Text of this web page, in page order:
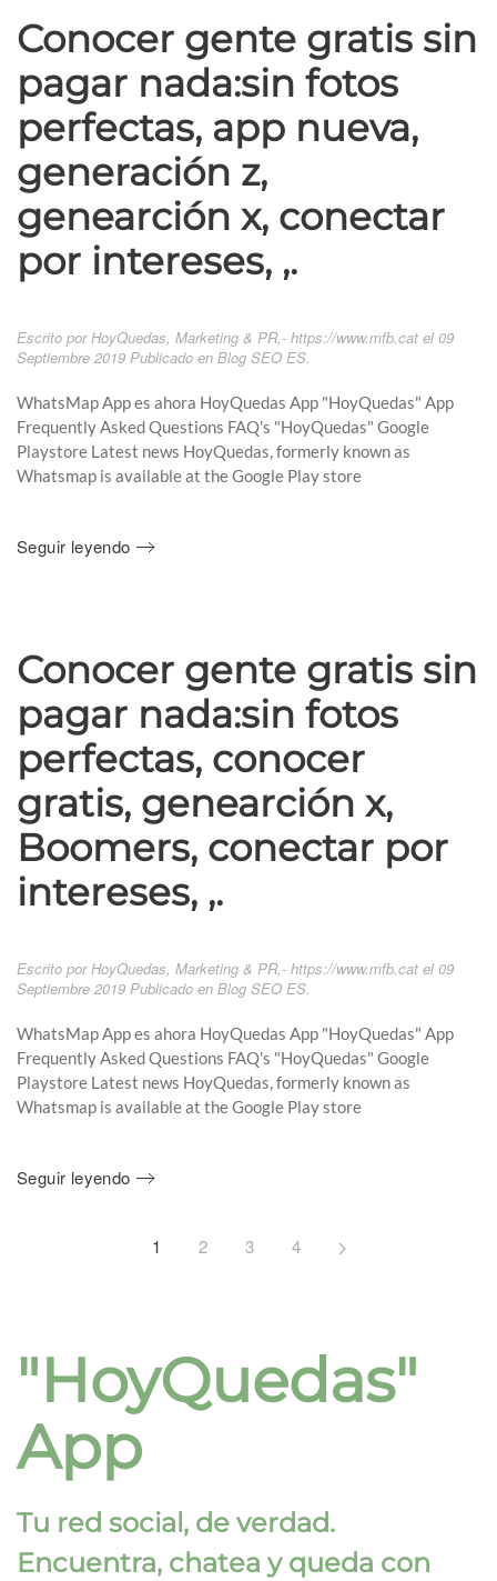
Conocer gente gratis sin
pagar nada:sin fotos
perfectas, app nueva,
generación z,
genearción x, conectar
por intereses, ,.
Escrito por HoyQuedas, Marketing & PR,- https://www.mfb.cat el 09
Septiembre 2019 Publicado en Blog SEO ES.
WhatsMap App es ahora HoyQuedas App "HoyQuedas" App
Frequently Asked Questions FAQ's "HoyQuedas" Google
Playstore Latest news HoyQuedas, formerly known as
Whatsmap is available at the Google Play store
Seguir leyendo
Conocer gente gratis sin
pagar nada:sin fotos
perfectas, conocer
gratis, genearción x,
Boomers, conectar por
intereses, ,.
Escrito por HoyQuedas, Marketing & PR,- https://www.mfb.cat el 09
Septiembre 2019 Publicado en Blog SEO ES.
WhatsMap App es ahora HoyQuedas App "HoyQuedas" App
Frequently Asked Questions FAQ's "HoyQuedas" Google
Playstore Latest news HoyQuedas, formerly known as
Whatsmap is available at the Google Play store
Seguir leyendo
1 2 3 4
"HoyQuedas"
App
Tu red social, de verdad.
Encuentra, chatea y queda con